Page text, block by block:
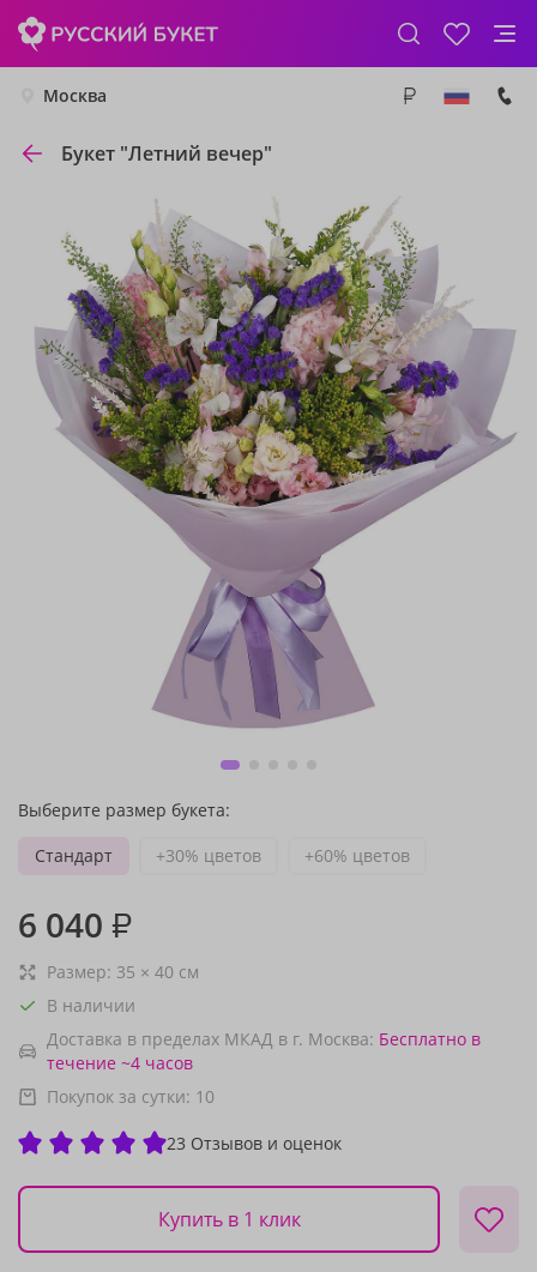
Москва
Букет "Летний вечер"
Выберите размер букета:
Стандарт
+30% цветов +60% цветов
6 040 ₽
Размер: 35 × 40 см
В наличии
Доставка в пределах МКАД в г. Москва: Бесплатно в
течение ~4 часов
Покупок за сутки: 10
23 Отзывов и оценок
Купить в 1 клик